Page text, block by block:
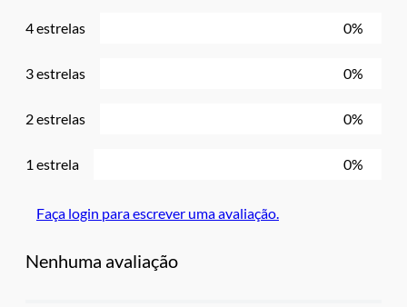
4 estrelas 0%
3 estrelas 0%
2 estrelas 0%
1 estrela 0%
Faça login para escrever uma avaliação.
Nenhuma avaliação